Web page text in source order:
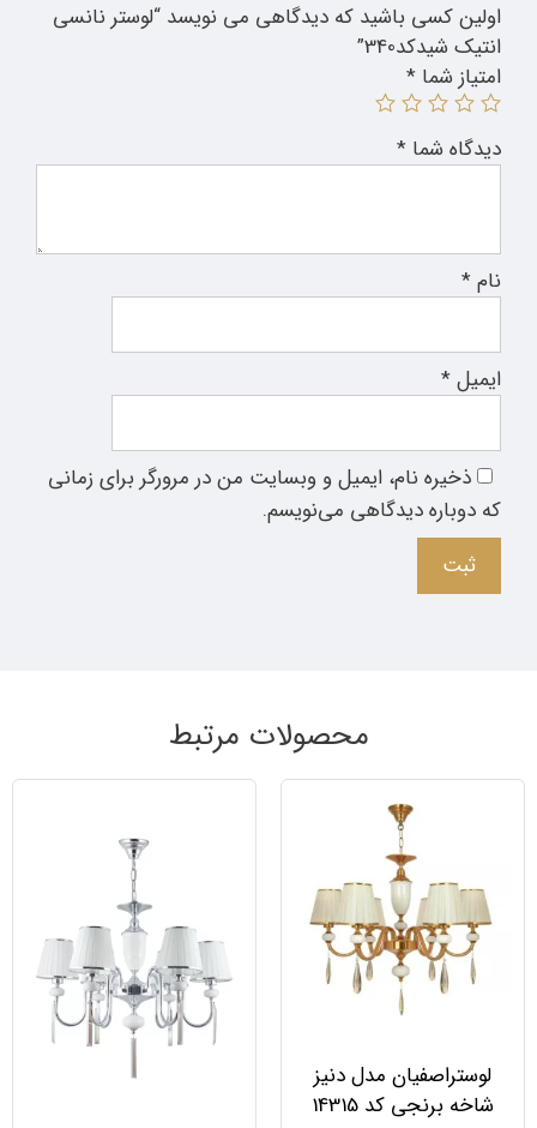
اولین کسی باشید که دیدگاهی می نویسد “لوستر نانسی
انتیک شیدکد340”
امتیاز شما *
دیدگاه شما *
نام*
ایمیل*
ذخیره نام، ایمیل و وبسایت من در مرورگر برای زمانی
که دوباره دیدگاهی می‌نویسم.
محصولات مرتبط
لوستراصفیان مدل دنیز
شاخه برنجی کد 14315